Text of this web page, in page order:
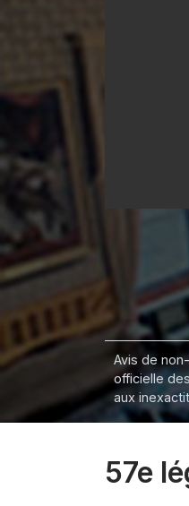
Avis de
officielle
aux
57e